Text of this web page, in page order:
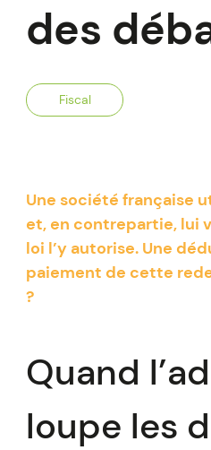
des
Fiscal
Une société française
et, en contrepartie, lui
loi l’y autorise. Une
paiement de cette
?
Quand
loupe les